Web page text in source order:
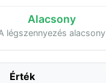
Alacsony
légszennyezés alacsony
Érték